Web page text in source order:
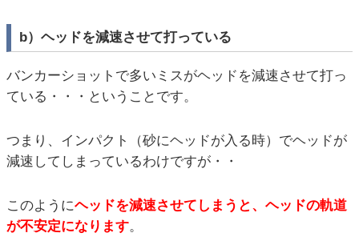
b）ヘッドを減速させて打っている
バンカーショットで多いミスがヘッドを減速させて打っ
ている・・・ということです。
つまり、インパクト（砂にヘッドが入る時）でヘッドが
減速してしまっているわけですが・・
このようにヘッドを減速させてしまうと、ヘッドの軌道
が不安定になります。